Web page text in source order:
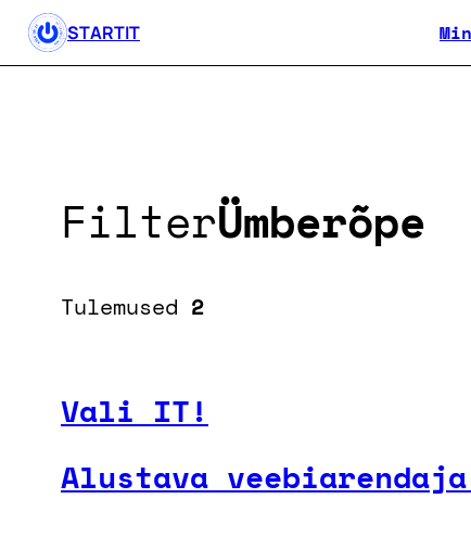
STARTIT
FilterÜmberõpe
Tulemused 2
Vali IT!
Alustava